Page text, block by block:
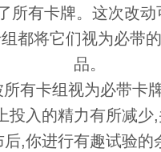
所有卡牌。这次改
都将它们视为必带
品。
有卡组视为必带卡
投入的精力有所减
,你进行有趣试验